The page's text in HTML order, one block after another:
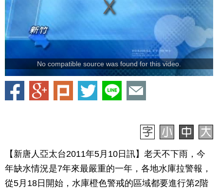
No compatible source was found for this video.
【新唐人亞太台2011年5月10日訊】老天不下雨，今
年缺水情況是7年來最嚴重的一年，各地水庫拉警報，
從5月18日開始，水庫橙色警戒的區域都要進行第2階